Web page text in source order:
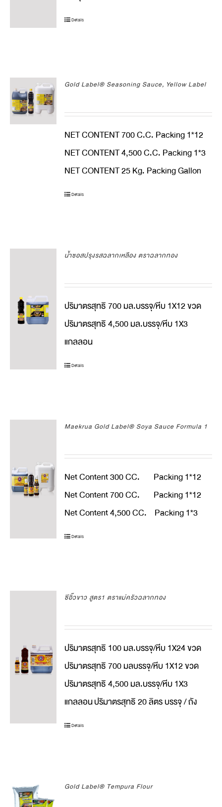
Details
Gold Label® Seasoning Sauce, Yellow Label
NET CONTENT 700 C.C. Packing 1*12
NET CONTENT 4,500 C.C. Packing 1*3
NET CONTENT 25 Kg. Packing Gallon
Details
น้ำซอสปรุงรสฉลากเหลือง ตราฉลากทอง
ปริมาตรสุทธิ 700 มล.บรรจุ/หีบ 1X12 ขวด
ปริมาตรสุทธิ 4,500 มล.บรรจุ/หีบ 1X3
แกลลอน
Details
Maekrua Gold Label® Soya Sauce Formula 1
Net Content 300 CC. Packing 1*12
Net Content 700 CC. Packing 1*12
Net Content 4,500 CC. Packing 1*3
Details
ซีอิ๊วขาว สูตร1 ตราแม่ครัวฉลากทอง
ปริมาตรสุทธิ 100 มล.บรรจุ/หีบ 1X24 ขวด
ปริมาตรสุทธิ 700 มลบรรจุ/หีบ 1X12 ขวด
ปริมาตรสุทธิ 4,500 มล.บรรจุ/หีบ 1X3
แกลลอนปริมาตรสุทธิ 20 ลิตร บรรจุ / ถัง
Details
Gold Label® Tempura Flour